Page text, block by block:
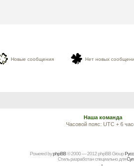
Новые сообщения Нет новых
Наша команда
Часовой пояс: UTC + 6
Powered byрhрBВ© 2000 — 2012 рhрBВ Grоup
Стиль разработан специально для